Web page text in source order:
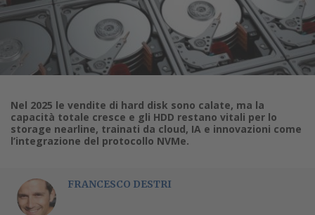
Nel 2025 le vendite di hard disk sono calate, ma la
capacità totale cresce e gli HDD restano vitali per lo
storage nearline, trainati da cloud, IA e innovazioni come
l’integrazione del protocollo NVMe.
FRANCESCO DESTRI